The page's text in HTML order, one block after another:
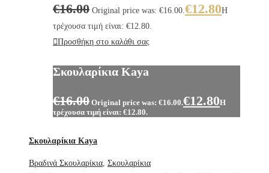
€16.00 Original price was: €16.00. €12.80Η
τρέχουσα τιμή είναι: €12.80.
Προσθήκη στο καλάθι σας
Σκουλαρίκια Kaya
€16.00 Original price was: €16.00.€12.80Η
τρέχουσα τιμή είναι: €12.80.
Σκουλαρίκια Kaya
Βραδινά Σκουλαρίκια Σκουλαρίκια